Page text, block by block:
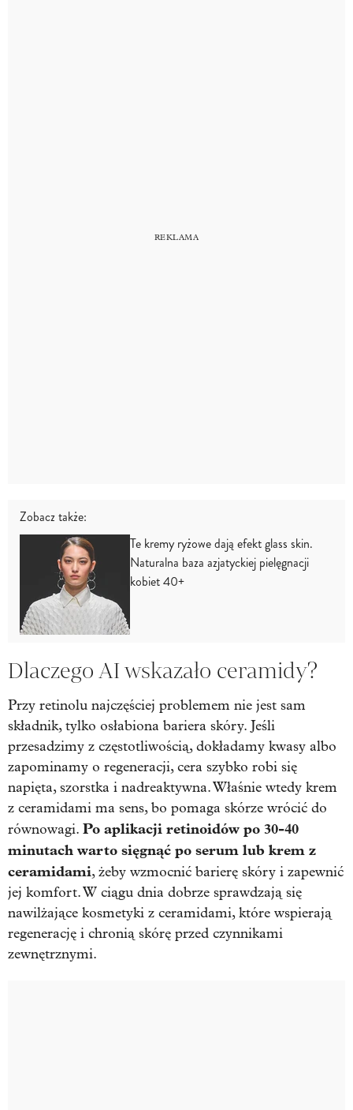
Zobacz także:
Te kremy ryżowe dają efekt glass skin.
Naturalna baza azjatyckiej pielęgnacji
kobiet 40+
Dlaczego AI wskazało ceramidy?
Przy retinolu najczęściej problemem nie jest sam
składnik, tylko osłabiona bariera skóry. Jeśli
przesadzimy z częstotliwością, dokładamy kwasy albo
zapominamy o regeneracji, cera szybko robi się
napięta, szorstka i nadreaktywna. Właśnie wtedy krem
z ceramidami ma sens, bo pomaga skórze wrócić do
równowagi. Po aplikacji retinoidów po 30-40
minutach warto sięgnąć po serum lub krem z
ceramidami, żeby wzmocnić barierę skóry i zapewnić
jej komfort. W ciągu dnia dobrze sprawdzają się
nawilżające kosmetyki z ceramidami, które wspierają
regenerację i chronią skórę przed czynnikami
zewnętrznymi.